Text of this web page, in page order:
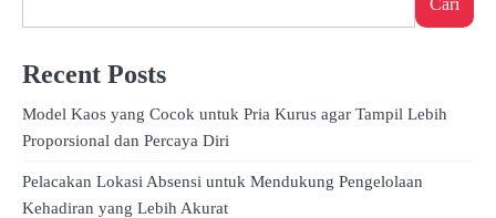
Cari
Recent Posts
Model Kaos yang Cocok untuk Pria Kurus agar Tampil Lebih
Proporsional dan Percaya Diri
Pelacakan Lokasi Absensi untuk Mendukung Pengelolaan
Kehadiran yang Lebih Akurat